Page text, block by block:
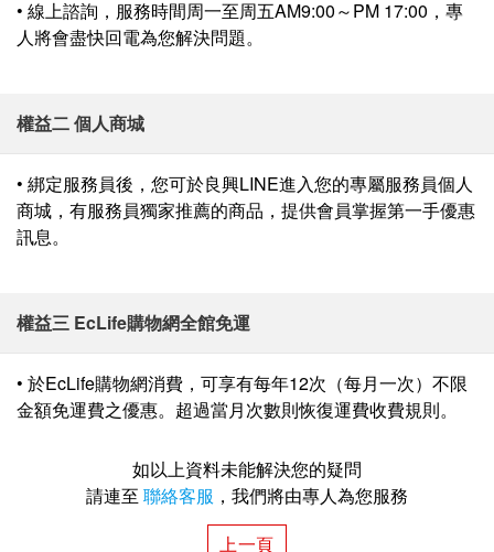
• 線上諮詢，服務時間周一至周五AM9:00～PM 17:00，專
人將會盡快回電為您解決問題。
權益二 個人商城
• 綁定服務員後，您可於良興LINE進入您的專屬服務員個人
商城，有服務員獨家推薦的商品，提供會員掌握第一手優惠
訊息。
權益三 EcLife購物網全館免運
• 於EcLife購物網消費，可享有每年12次（每月一次）不限
金額免運費之優惠。超過當月次數則恢復運費收費規則。
如以上資料未能解決您的疑問
請連至 聯絡客服 ，我們將由專人為您服務
上一頁